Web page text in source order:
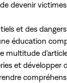
devenir
et des
éducation
et